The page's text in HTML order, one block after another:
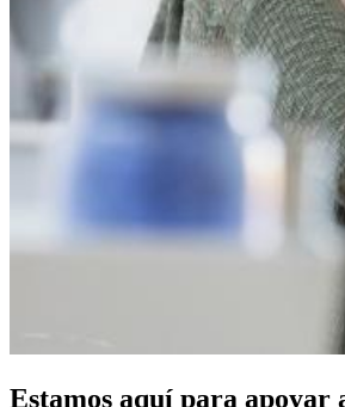
Estamos aquí para apoyar